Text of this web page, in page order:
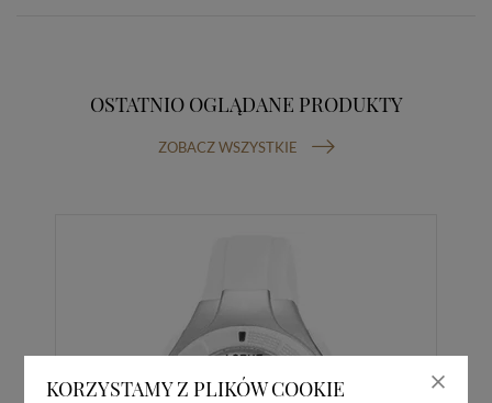
KORZYSTAMY Z PLIKÓW COOKIE
OSTATNIO OGLĄDANE PRODUKTY
ZOBACZ WSZYSTKIE